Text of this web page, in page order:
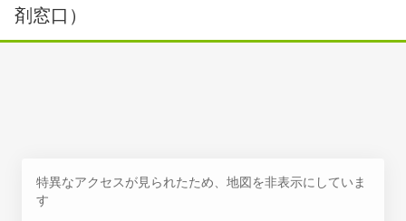
剤窓口）
特異なアクセスが見られたため、地図を非表示にしていま
す